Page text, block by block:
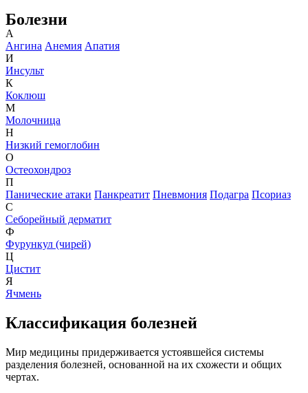
Болезни
А
Ангина Анемия Апатия
И
Инсульт
К
Коклюш
М
Молочница
Н
Низкий гемоглобин
О
Остеохондроз
П
Панические атаки Панкреатит Пневмония Подагра Псориаз
С
Себорейный дерматит
Ф
Фурункул (чирей)
Ц
Цистит
Я
Ячмень
Классификация болезней
Мир медицины придерживается устоявшейся системы
разделения болезней, основанной на их схожести и общих
чертах.